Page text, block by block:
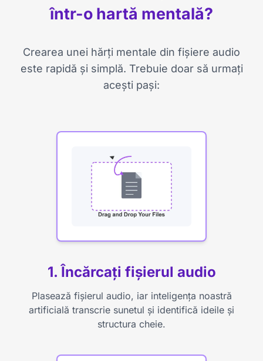
într-o hartă mentală?
Crearea unei hărți mentale din fișiere audio
este rapidă și simplă. Trebuie doar să urmați
acești pași:
1. Încărcați fișierul audio
Plasează fișierul audio, iar inteligența noastră
artificială transcrie sunetul și identifică ideile și
structura cheie.